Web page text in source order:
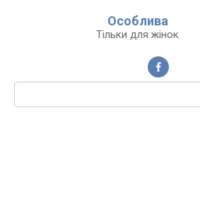
Особлива
Тільки для жінок
Пошук: